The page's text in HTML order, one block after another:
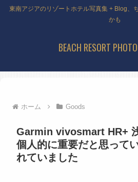
東南アジアのリゾートホテル写真集 + Blog、
かも
BEACH RESORT
ホーム Goods
Garmin vivosmart HR+
個人的に重要だと思って
れていました